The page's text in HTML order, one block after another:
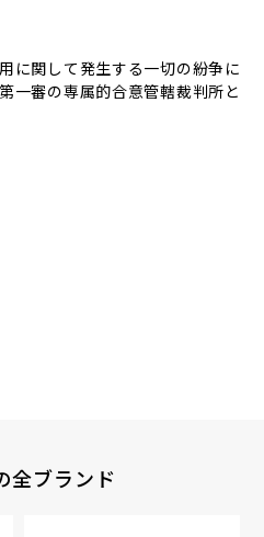
に関して発生する一切の紛争に
一審の専属的合意管轄裁判所と
全ブランド